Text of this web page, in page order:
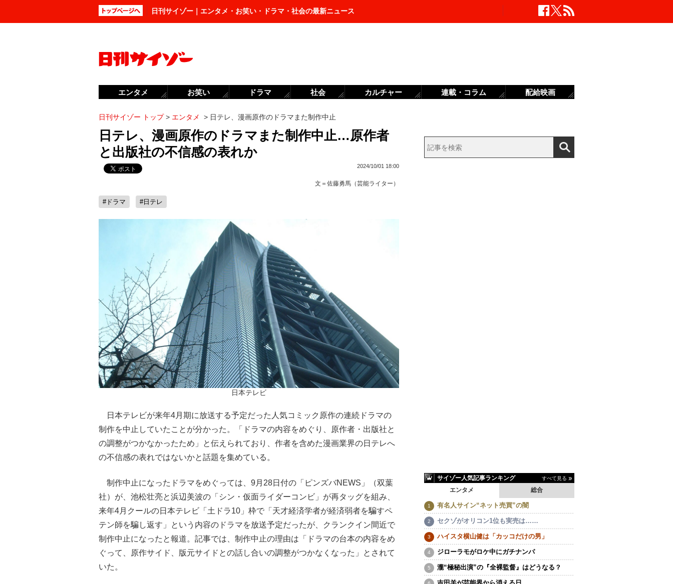
日刊サイゾー｜エンタメ・お笑い・ドラマ・社会の最新ニュース
日刊サイゾー トップ> エンタメ > 日テレ、漫画原作のドラマまた制作中止
日テレ、漫画原作のドラマまた制作中止…原作者
と出版社の不信感の表れか
2024/10/01 18:00
文＝ 佐藤勇馬（芸能ライター）
#ドラマ #日テレ
日本テレビ
日本テレビが来年4月期に放送する予定だった人気コミック原作の連続ドラマの
制作を中止していたことが分かった。「ドラマの内容をめぐり、原作者・出版社と
の調整がつかなかったため」と伝えられており、作者を含めた漫画業界の日テレへ
の不信感の表れではないかと話題を集めている。
制作中止になったドラマをめぐっては、9月28日付の「ピンズバNEWS」（双葉
社）が、池松壮亮と浜辺美波の「シン・仮面ライダーコンビ」が再タッグを組み、
来年4月クールの日本テレビ「土ドラ10」枠で「天才経済学者が経済弱者を騙すペ
テン師を騙し返す」という内容のドラマを放送予定だったが、クランクイン間近で
制作中止になったと報道。記事では、制作中止の理由は「ドラマの台本の内容をめ
ぐって、原作サイド、版元サイドとの話し合いの調整がつかなくなった」とされて
いた。
サイゾー人気記事ランキング すべて見る
エンタメ 総合
有名人サイン“ネット売買”の闇
セクゾがオリコン1位も実売は……
ハイスタ横山健は「カッコだけの男」
ジローラモがロケ中にガチナンパ
瀧“極秘出演”の『全裸監督』はどうなる？
エンタメ お笑い ドラマ 社会 カルチャー 連載・コラム 配給映画